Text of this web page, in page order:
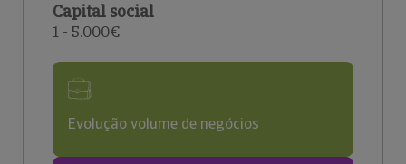
Capital social
1 - 5.000€
Evolução volume de negócios